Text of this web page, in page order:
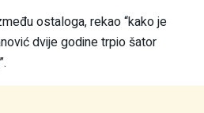
ostaloga, rekao “kako je
dvije godine trpio šator